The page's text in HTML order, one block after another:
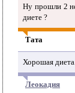
Ну прошли 2
диете ?
Тата
Хорошая
Леокадия